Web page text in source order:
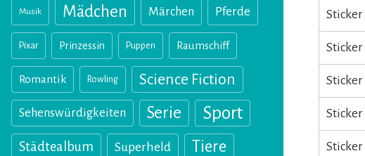
Musik Mädchen Märchen Pferde
Pixar Prinzessin Puppen Raumschiff
Romantik Rowling Science Fiction
Sehenswürdigkeiten Serie Sport
Städtealbum Superheld Tiere
Sticker
Sticker
Sticker
Sticker
Sticker